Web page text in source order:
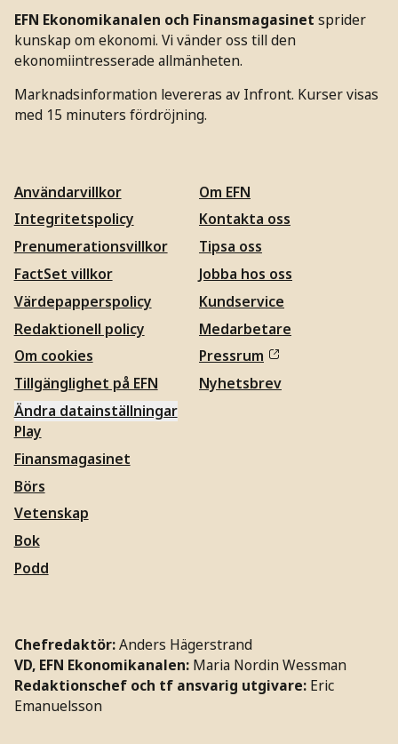
EFN Ekonomikanalen och Finansmagasinet sprider
kunskap om ekonomi. Vi vänder oss till den
ekonomiintresserade allmänheten.
Marknadsinformation levereras av Infront. Kurser visas
med 15 minuters fördröjning.
Användarvillkor
Integritetspolicy
Prenumerationsvillkor
FactSet villkor
Värdepapperspolicy
Redaktionell policy
Om cookies
Tillgänglighet på EFN
Ändra datainställningar
Om EFN
Kontakta oss
Tipsa oss
Jobba hos oss
Kundservice
Medarbetare
Pressrum
Nyhetsbrev
Play
Finansmagasinet
Börs
Vetenskap
Bok
Podd
Chefredaktör:Anders Hägerstrand
VD, EFN Ekonomikanalen: Maria Nordin Wessman
Redaktionschef och tf ansvarig utgivare: Eric
Emanuelsson